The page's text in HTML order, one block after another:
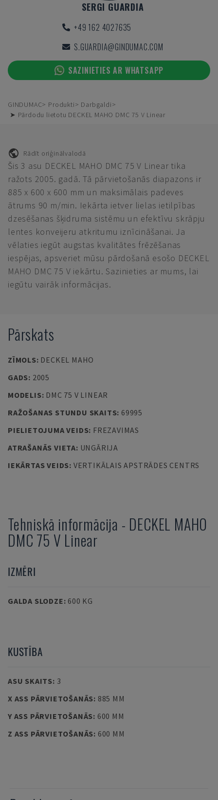
SERGI GUARDIA
+49 162 4027635
S.GUARDIA@GINDUMAC.COM
SAZINIETIES AR WHATSAPP
GINDUMAC Produkti
Darbgaldi
➤ Pārdodu lietotu DECKEL MAHO DMC 75 V Linear
Rādīt oriģinālvalodā
Šis 3 asu DECKEL MAHO DMC 75 V Linear tika
ražots 2005. gadā. Tā pārvietošanās diapazons ir
885 x 600 x 600 mm un maksimālais padeves
ātrums 90 m/min. Iekārta ietver lielas ietilpības
dzesēšanas šķidruma sistēmu un efektīvu skrāpju
lentes konveijeru atkritumu iznīcināšanai. Ja
vēlaties iegūt augstas kvalitātes frēzēšanas
iespējas, apsveriet mūsu pārdošanā esošo DECKEL
MAHO DMC 75 V iekārtu. Sazinieties ar mums, lai
iegūtu vairāk informācijas.
Pārskats
ZĪMOLS: DECKEL MAHO
GADS: 2005
MODELIS: DMC 75 V LINEAR
RAŽOŠANAS STUNDU SKAITS: 69995
PIELIETOJUMA VEIDS: FREZAVIMAS
ATRAŠANĀS VIETA: UNGĀRIJA
IEKĀRTAS VEIDS: VERTIKĀLAIS APSTRĀDES CENTRS
Tehniskā informācija - DECKEL MAHO
DMC 75 V Linear
IZMĒRI
GALDA SLODZE: 600 KG
KUSTĪBA
ASU SKAITS: 3
X ASS PĀRVIETOŠANĀS: 885 MM
Y ASS PĀRVIETOŠANĀS: 600 MM
Z ASS PĀRVIETOŠANĀS: 600 MM